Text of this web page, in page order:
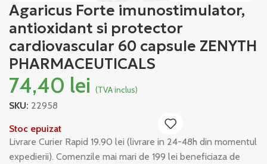
Agaricus Forte imunostimulator,
antioxidant si protector
cardiovascular 60 capsule ZENYTH
PHARMACEUTICALS
74,40 lei (TVA inclus)
SKU: 22958
Stoc epuizat
Livrare Curier Rapid 19.90 lei (livrare in 24-48h din momentul
expedierii). Comenzile mai mari de 199 lei beneficiaza de